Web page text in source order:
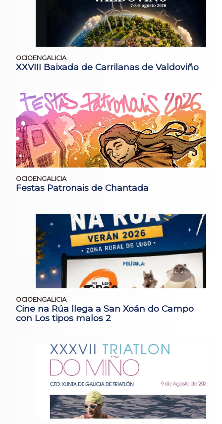
OCIOENGALICIA
XXVIII Baixada de Carrilanas de Valdoviño
OCIOENGALICIA
Festas Patronais de Chantada
OCIOENGALICIA
Cine na Rúa llega a San Xoán do Campo
con Los tipos malos 2